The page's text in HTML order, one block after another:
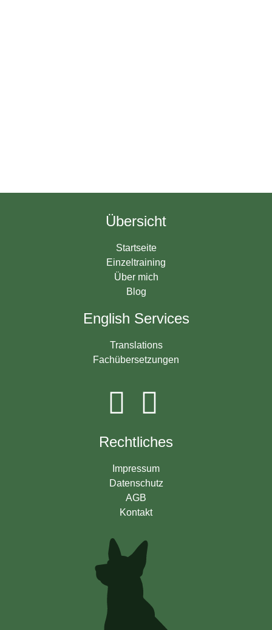
Übersicht
Startseite
Einzeltraining
Über mich
Blog
English Services
Translations
Fachübersetzungen
Rechtliches
Impressum
Datenschutz
AGB
Kontakt